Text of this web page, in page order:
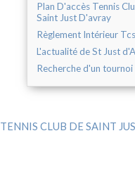
Plan D'accès Tennis
Saint Just D'avray
Règlement Intérieur
L'actualité de St Just
Recherche d'un tournoi
TENNIS CLUB DE SAINT